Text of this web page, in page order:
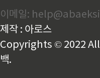
덕분에 초콜릿은 대중화되었고
스의 로돌프 린트는 카카오 매스
스와 설탕, 경우에 따라 우유를
개발하였습니다. 이..
이메일:
제작 : 아로스
Copyrights © 2022
백.